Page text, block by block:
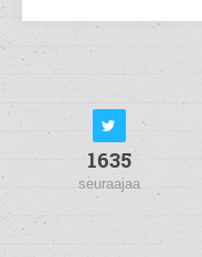
1635
seuraajaa